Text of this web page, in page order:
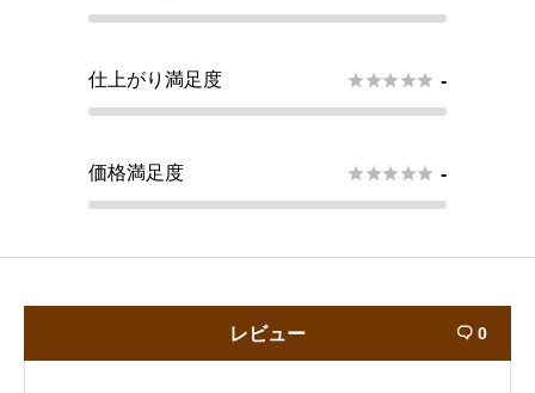
仕上がり満足度  -
価格満足度  -
レビュー  0